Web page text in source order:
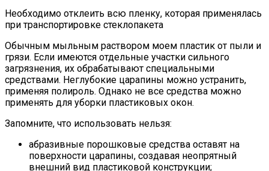
Необходимо отклеить всю пленку, которая применялась
при транспортировке стеклопакета
Обычным мыльным раствором моем пластик от пыли и
грязи. Если имеются отдельные участки сильного
загрязнения, их обрабатывают специальными
средствами. Неглубокие царапины можно устранить,
применяя полироль. Однако не все средства можно
применять для уборки пластиковых окон.
Запомните, что использовать нельзя:
абразивные порошковые средства оставят на
поверхности царапины, создавая неопрятный
внешний вид пластиковой конструкции;